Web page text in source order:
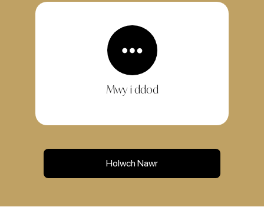
Mwy i ddod
Holwch Nawr